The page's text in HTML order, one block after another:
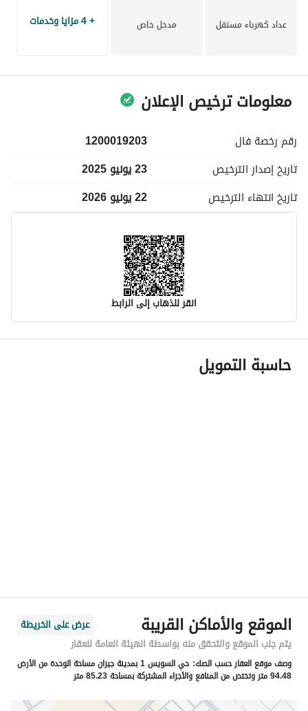
عداد كهرباء مستقل مدخل خاص + 4 مزايا وخدمات
معلومات ترخيص الإعلان
رقم رخصة فال
1200019203
تاريخ إصدار الترخيص
23 يونيو 2025
تاريخ انتهاء الترخيص 22 يونيو 2026
انقر للذهاب إلى الرابط
معلومات مسؤول الإعلان
اسم المسؤول
رقم المبنى
6953
الرقم الاضافي
2606
خط العرض
16.856434834882872
حاسبة التمويل
الموقع والأماكن القريبة
عرض على الخريطة
يتم جلب الموقع والتحقق منه بواسطة الهيئة العامة للعقار
وصف موقع العقار حسب الصك:
حي السويس 1 بمدينة جيزان مساحة الوحدة من الأرض
94.48 متر وتختص من المنافع والأجزاء المشتركة بمساحة 85.23 متر